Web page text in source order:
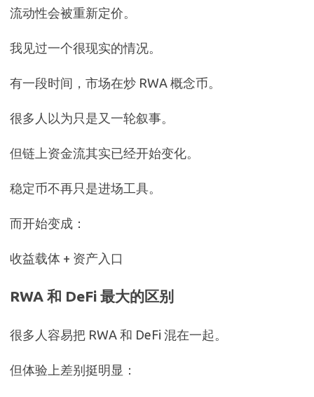
流动性会被重新定价。
我见过一个很现实的情况。
有一段时间，市场在炒 RWA 概念币。
很多人以为只是又一轮叙事。
但链上资金流其实已经开始变化。
稳定币不再只是进场工具。
而开始变成：
收益载体 + 资产入口
RWA 和 DeFi 最大的区别
很多人容易把 RWA 和 DeFi 混在一起。
但体验上差别挺明显：